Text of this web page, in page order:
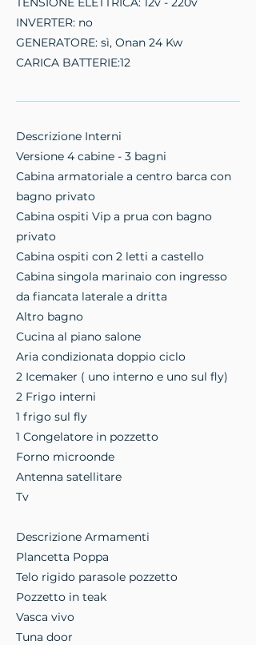
INVERTER: no
GENERATORE: sì, Onan 24 Kw
CARICA BATTERIE:12
Descrizione Interni
Versione 4 cabine - 3 bagni
Cabina armatoriale a centro barca con
bagno privato
Cabina ospiti Vip a prua con bagno
privato
Cabina ospiti con 2 letti a castello
Cabina singola marinaio con ingresso
da fiancata laterale a dritta
Altro bagno
Cucina al piano salone
Aria condizionata doppio ciclo
2 Icemaker ( uno interno e uno sul fly)
2 Frigo interni
1 frigo sul fly
1 Congelatore in pozzetto
Forno microonde
Antenna satellitare
Tv
Descrizione Armamenti
Plancetta Poppa
Telo rigido parasole pozzetto
Pozzetto in teak
Vasca vivo
Tuna door